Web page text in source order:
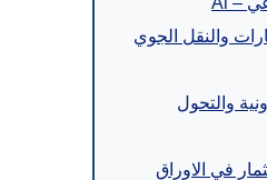
والنقل الجوي
والتحول
في الاوراق